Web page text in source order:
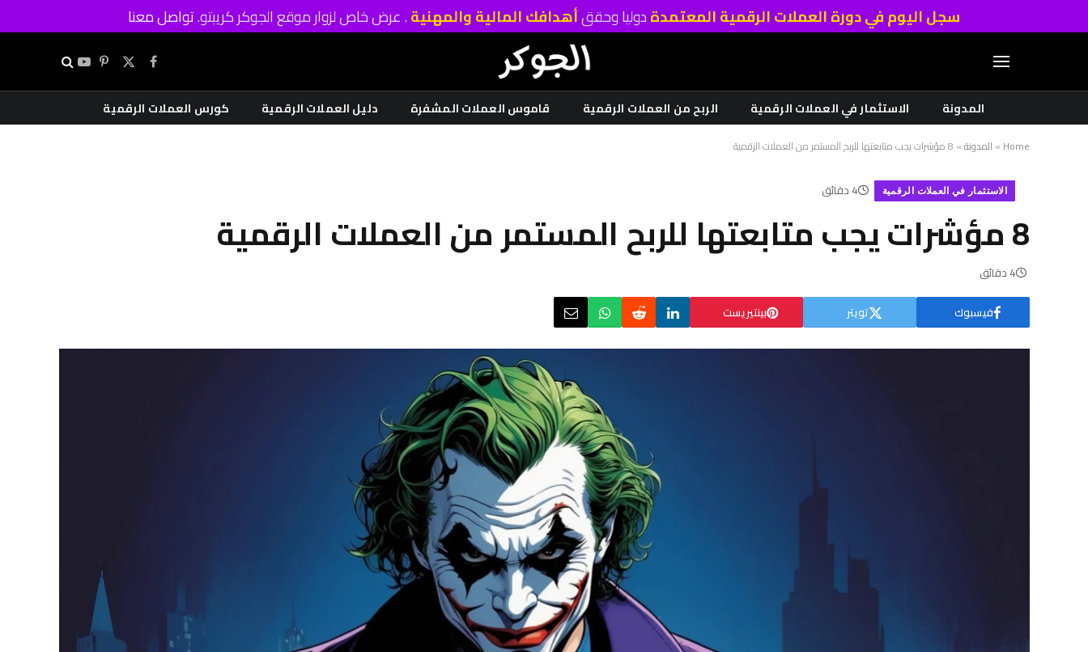
سجل اليوم في دورة العملات الرقمية المعتمدةدوليا وحققأهدافك المالية والمهنية. عرض خاص لزوار موقع الجوكر كريبتو.تواصل معنا
فيسبوك
X
(Twitter)
بينتيريست
يوتيوب
المدونة
الاستثمار في العملات الرقمية الربح من العملات الرقمية قاموس العملات المشفرة دليل العملات الرقمية كورس العملات الرقمية
Home
» المدونة» 8 مؤشرات يجب متابعتها للربح المستمر من العملات الرقمية
الاستثمار في العملات الرقمية 4 دقائق
8 مؤشرات يجب متابعتها للربح المستمر من العملات الرقمية
4 دقائق
فيسبوك تويتر بينتيريست